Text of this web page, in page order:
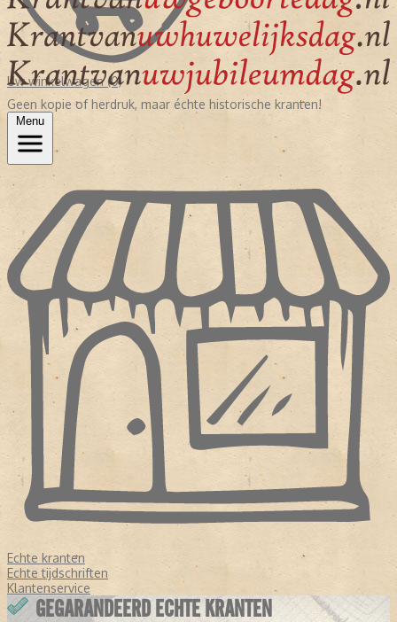
Uw winkelwagen (0)
Geen kopie of herdruk, maar échte historische kranten!
Menu
Echte kranten
Echte tijdschriften
Klantenservice
GEGARANDEERD ECHTE KRANTEN